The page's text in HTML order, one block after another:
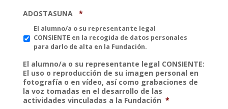
ADOSTASUNA *
El alumno/a o su representante legal
CONSIENTE en la recogida de datos personales
para darlo de alta en la Fundación.
El alumno/a o su representante legal CONSIENTE:
El uso o reproducción de su imagen personal en
fotografía o en vídeo, así como grabaciones de
la voz tomadas en el desarrollo de las
actividades vinculadas a la Fundación *